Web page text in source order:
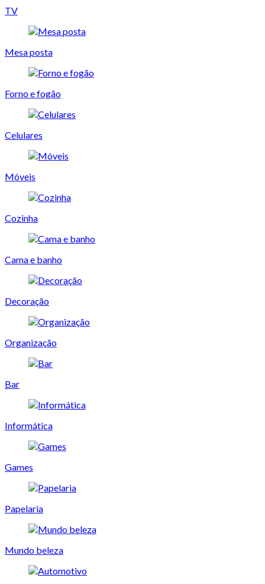
TV
Mesa posta
Forno e fogão
Celulares
Móveis
Cozinha
Cama e banho
Decoração
Organização
Bar
Informática
Games
Papelaria
Mundo beleza